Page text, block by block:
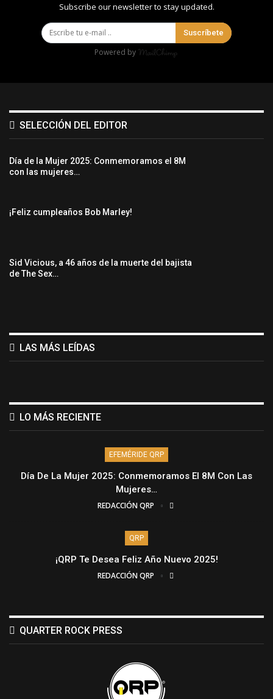
Subscribe our newsletter to stay updated.
Suscríbete
Powered by
SELECCIÓN DEL EDITOR
Día de la Mujer 2025: Conmemoramos el 8M
con las mujeres…
¡Feliz cumpleaños Bob Marley!
Sid Vicious, a 46 años de la muerte del bajista
de The Sex…
LAS MÁS LEÍDAS
LO MÁS RECIENTE
EFEMÉRIDE QRP
Día De La Mujer 2025: Conmemoramos El 8M Con Las
Mujeres…
REDACCIÓN QRP
QRP
¡QRP Te Desea Feliz Año Nuevo 2025!
REDACCIÓN QRP
QUARTER ROCK PRESS